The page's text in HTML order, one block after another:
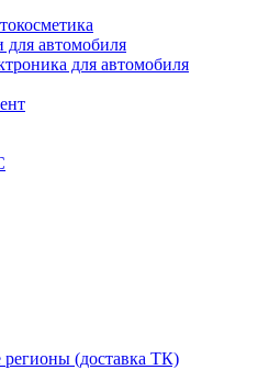
автомобиля
для автомобиля
(доставка ТК)